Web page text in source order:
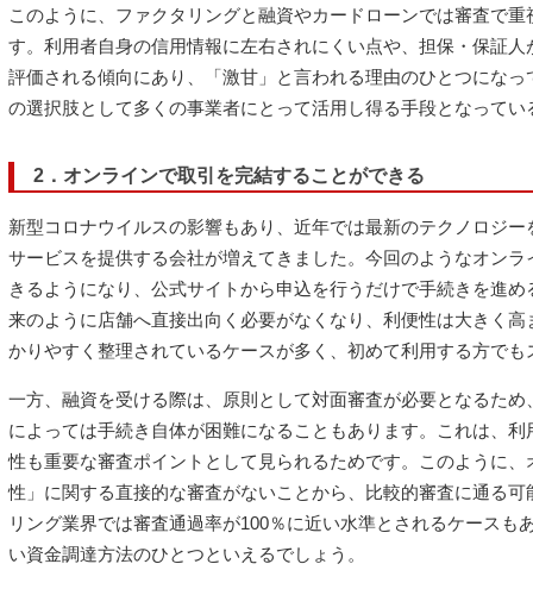
このように、ファクタリングと融資やカードローンでは審査で
す。利用者自身の信用情報に左右されにくい点や、担保・保証
評価される傾向にあり、「激甘」と言われる理由のひとつにな
の選択肢として多くの事業者にとって活用し得る手段となってい
2．オンラインで取引を完結することができる
新型コロナウイルスの影響もあり、近年では最新のテクノロジ
サービスを提供する会社が増えてきました。今回のようなオン
きるようになり、公式サイトから申込を行うだけで手続きを進
来のように店舗へ直接出向く必要がなくなり、利便性は大きく
かりやすく整理されているケースが多く、初めて利用する方で
一方、融資を受ける際は、原則として対面審査が必要となるた
によっては手続き自体が困難になることもあります。これは、
性も重要な審査ポイントとして見られるためです。このように
性」に関する直接的な審査がないことから、比較的審査に通る
リング業界では審査通過率が100％に近い水準とされるケースも
い資金調達方法のひとつといえるでしょう。